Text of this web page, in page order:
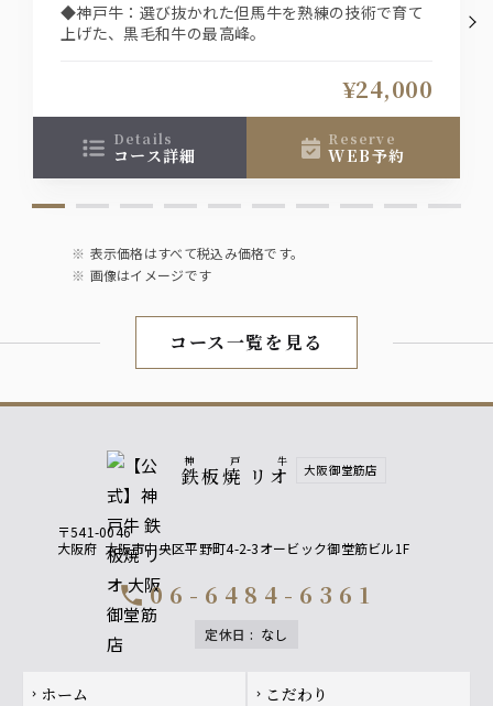
◆神戸牛：選び抜かれた但馬牛を熟練の技術で育て
上げた、黒毛和牛の最高峰。
¥24,000
details
コース詳細
reserve
WEB予約
表示価格はすべて税込み価格です。
画像はイメージです
コース一覧を見る
神戸牛
鉄板焼 リオ 大阪御堂筋店
〒541-0046
大阪府 大阪市中央区平野町4-2-3オービック御堂筋ビル1F
call06-6484-6361
定休日 : なし
Footer navigation
chevron_right ホーム chevron_right こだわり